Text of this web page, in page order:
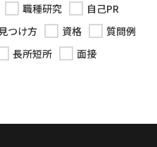
職種研究
自己PR
見つけ方 資格
質問例
長所短所 面接